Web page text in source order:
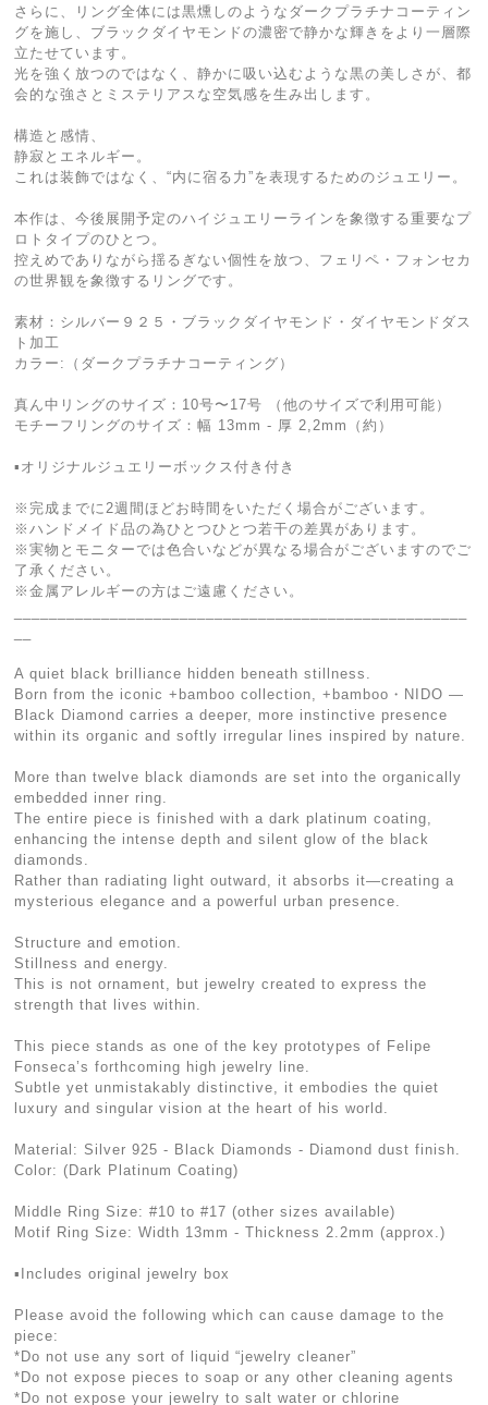
さらに、リング全体には黒燻しのようなダークプラチナコーティン
グを施し、ブラックダイヤモンドの濃密で静かな輝きをより一層際
立たせています。
光を強く放つのではなく、静かに吸い込むような黒の美しさが、都
会的な強さとミステリアスな空気感を生み出します。
構造と感情、
静寂とエネルギー。
これは装飾ではなく、“内に宿る力”を表現するためのジュエリー。
本作は、今後展開予定のハイジュエリーラインを象徴する重要なプ
ロトタイプのひとつ。
控えめでありながら揺るぎない個性を放つ、フェリペ・フォンセカ
の世界観を象徴するリングです。
素材：シルバー９２５・ブラックダイヤモンド・ダイヤモンドダス
ト加工
カラー:（ダークプラチナコーティング）
真ん中リングのサイズ：10号〜17号 （他のサイズで利用可能）
モチーフリングのサイズ：幅 13mm - 厚 2,2mm（約）
▪︎オリジナルジュエリーボックス付き付き
※完成までに2週間ほどお時間をいただく場合がございます。
※ハンドメイド品の為ひとつひとつ若干の差異があります。
※実物とモニターでは色合いなどが異なる場合がございますのでご
了承ください。
※金属アレルギーの方はご遠慮ください。
A quiet black brilliance hidden beneath stillness.
Born from the iconic +bamboo collection, +bamboo・NIDO —
Black Diamond carries a deeper, more instinctive presence
within its organic and softly irregular lines inspired by nature.
More than twelve black diamonds are set into the organically
embedded inner ring.
The entire piece is finished with a dark platinum coating,
enhancing the intense depth and silent glow of the black
diamonds.
Rather than radiating light outward, it absorbs it—creating a
mysterious elegance and a powerful urban presence.
Structure and emotion.
Stillness and energy.
This is not ornament, but jewelry created to express the
strength that lives within.
This piece stands as one of the key prototypes of Felipe
Fonseca’s forthcoming high jewelry line.
Subtle yet unmistakably distinctive, it embodies the quiet
luxury and singular vision at the heart of his world.
Material: Silver 925 - Black Diamonds - Diamond dust finish.
Color: (Dark Platinum Coating)
Middle Ring Size: #10 to #17 (other sizes available)
Motif Ring Size: Width 13mm - Thickness 2.2mm (approx.)
▪︎Includes original jewelry box
Please avoid the following which can cause damage to the
piece:
*Do not use any sort of liquid “jewelry cleaner”
*Do not expose pieces to soap or any other cleaning agents
*Do not expose your jewelry to salt water or chlorine